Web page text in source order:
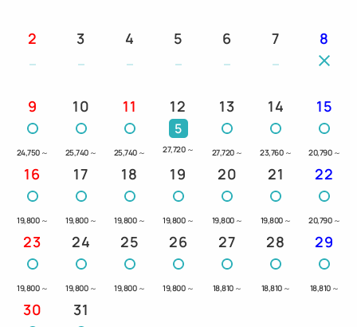
☆ベッド同士を付けてご用意することはいたしかねま
ます。
☆レストランは貸切りやその他の事情により一般営業
のできない日もございます。
☆当ホテルではお車でご来館の場合、駐車場料金を1
泊/1台につき500円頂戴いたしております (最大
2 3 4 5 6 7 8
9
24,750 ～
10
25,740 ～
11
25,740 ～
12
5
27,720 ～
13
27,720 ～
14
23,760 ～
15
20,790 ～
16
19,800 ～
17
19,800 ～
18
19,800 ～
19
19,800 ～
20
19,800 ～
21
19,800 ～
22
20,790 ～
23
19,800 ～
24
19,800 ～
25
19,800 ～
26
19,800 ～
27
18,810 ～
28
18,810 ～
29
18,810 ～
30 31